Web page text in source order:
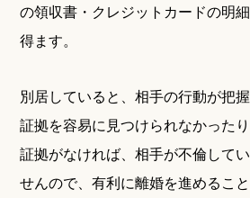
の領収書・クレジットカードの明
得ます。
別居していると、相手の行動が把
証拠を容易に見つけられなかったり
証拠がなければ、相手が不倫して
せんので、有利に離婚を進めるこ